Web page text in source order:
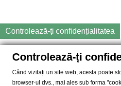
Controlează-ți confidențialitatea
Copyright
2026
SAM DISTRIBUTION S.R.L.- Cod
Controlează-ți
Când vizitați un site web, acesta poate
browser-ul dvs., mai ales sub forma